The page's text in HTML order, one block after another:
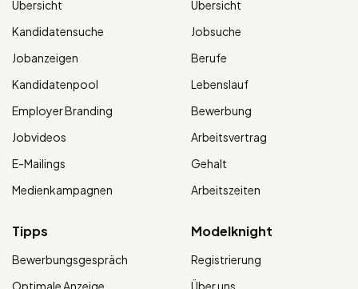
Übersicht
Kandidatensuche
Jobanzeigen
Kandidatenpool
Employer Branding
Jobvideos
E-Mailings
Medienkampagnen
Übersicht
Jobsuche
Berufe
Lebenslauf
Bewerbung
Arbeitsvertrag
Gehalt
Arbeitszeiten
Tipps
Bewerbungsgespräch
Optimale Anzeige
Modelknight
Registrierung
Über uns